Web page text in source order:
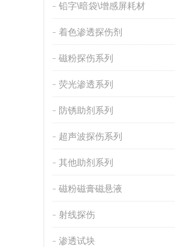
铅字\暗袋\增感屏耗材
着色渗透探伤剂
磁粉探伤系列
荧光渗透系列
防锈助剂系列
超声波探伤系列
其他助剂系列
磁粉磁膏磁悬液
射线探伤
渗透试块